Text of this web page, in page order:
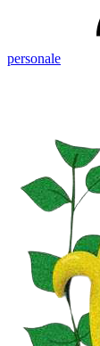
personale